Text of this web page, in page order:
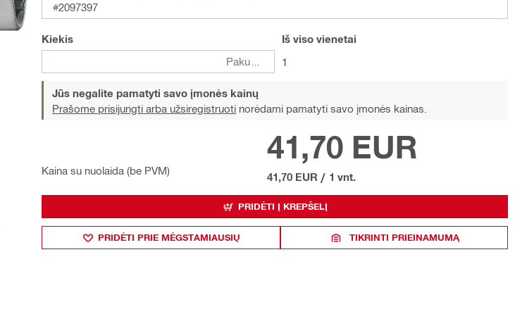
#2097397
Kiekis
Pakuotės
Iš viso vienetai
1
Jūs negalite pamatyti savo įmonės kainų
Prašome prisijungti arba užsiregistruoti norėdami pamatyti savo įmonės kainas.
Kaina su nuolaida (be PVM)
41,70 EUR
41,70 EUR / 1 vnt.
PRIDĖTI Į KREPŠELĮ
PRIDĖTI PRIE MĖGSTAMIAUSIŲ TIKRINTI PRIEINAMUMĄ